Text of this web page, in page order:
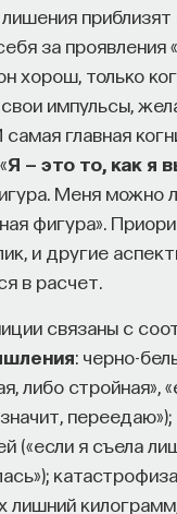
приблизят
за проявления
хорош, только
импульсы,
главная
Я — это то, как я
Меня можно
фигура».
и другие
в расчет.
связаны с
: черно-
либо стройная»,
переедаю»);
(«если я съела
лишний